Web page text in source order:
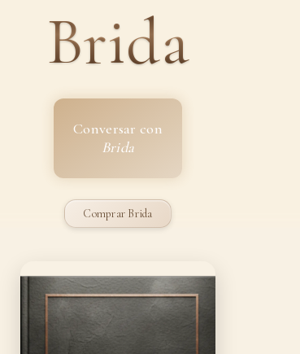
Brida
Conversar con
Brida
Comprar Brida